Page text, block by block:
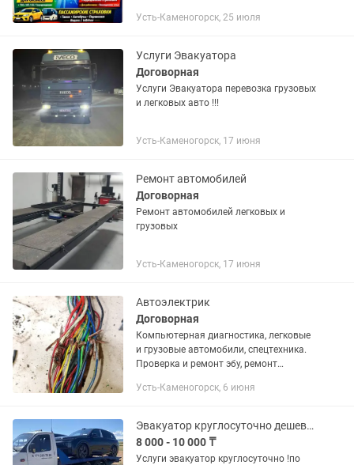
РК: • Легковые авто • Спецтехника •
Усть-Каменогорск, 25 июля
Услуги Эвакуатора
Договорная
Услуги Эвакуатора перевозка грузовых
и легковых авто !!!
Усть-Каменогорск, 17 июня
Ремонт автомобилей
Договорная
Ремонт автомобилей легковых и
грузовых
Усть-Каменогорск, 17 июня
Автоэлектрик
Договорная
Компьютерная диагностика, легковые
и грузовые автомобили, спецтехника.
Проверка и ремонт эбу, ремонт
авто, нестабильной работой двс и
Усть-Каменогорск, 6 июня
Эвакуатор круглосуточно дешевле не бывает ВКО межгород по городу РФ
8 000 - 10 000 ₸
Услуги эвакуатор круглосуточно !по